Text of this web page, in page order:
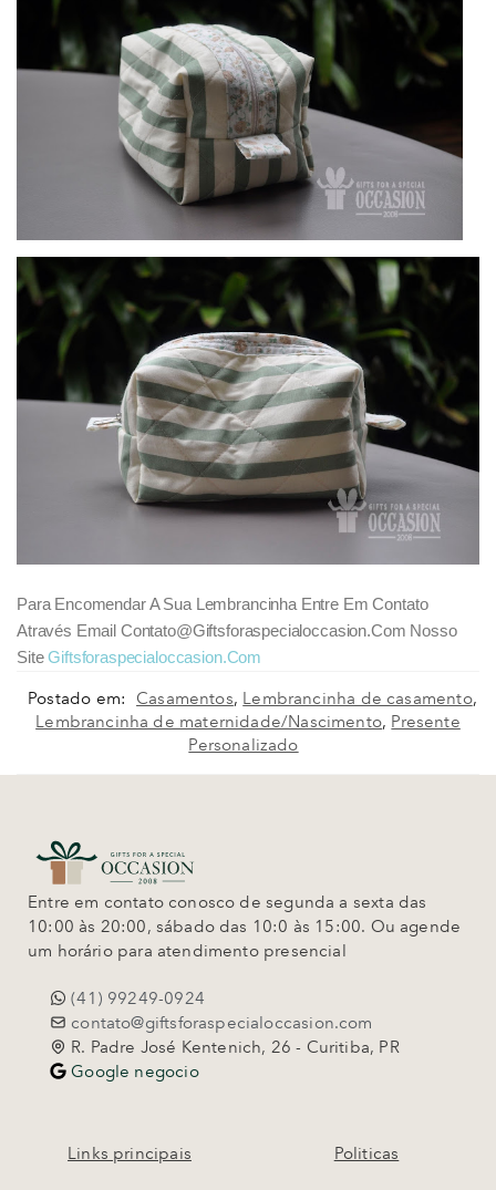
Para Encomendar A Sua Lembrancinha Entre Em Contato
Através Email Contato@giftsforaspecialoccasion.com Nosso
SiteGiftsforaspecialoccasion.com
Postado em: Casamentos, Lembrancinha de casamento,
Lembrancinha de maternidade/Nascimento, Presente
Personalizado
Entre em contato conosco de segunda a sexta das
10:00 às 20:00, sábado das 10:0 às 15:00. Ou agende
um horário para atendimento presencial
(41) 99249-0924
contato@giftsforaspecialoccasion.com
R. Padre José Kentenich, 26 - Curitiba, PR
Google negocio
Links principais Politicas